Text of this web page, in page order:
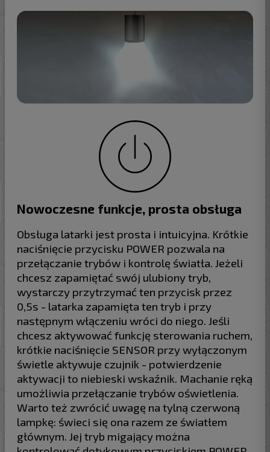
Nowoczesne funkcje, prosta obsługa
Obsługa latarki jest prosta i intuicyjna. Krótkie
naciśnięcie przycisku POWER pozwala na
przełączanie trybów i kontrolę światła. Jeżeli
chcesz zapamiętać swój ulubiony tryb,
wystarczy przytrzymać ten przycisk przez
0,5s - latarka zapamięta ten tryb i przy
następnym włączeniu wróci do niego. Jeśli
chcesz aktywować funkcję sterowania ruchem,
krótkie naciśnięcie SENSOR przy wyłączonym
świetle aktywuje czujnik - potwierdzenie
aktywacji to niebieski wskaźnik. Machanie ręką
umożliwia przełączanie trybów oświetlenia.
Warto też zwrócić uwagę na tylną czerwoną
lampkę: świeci się ona razem ze światłem
głównym. Jej tryb migający można